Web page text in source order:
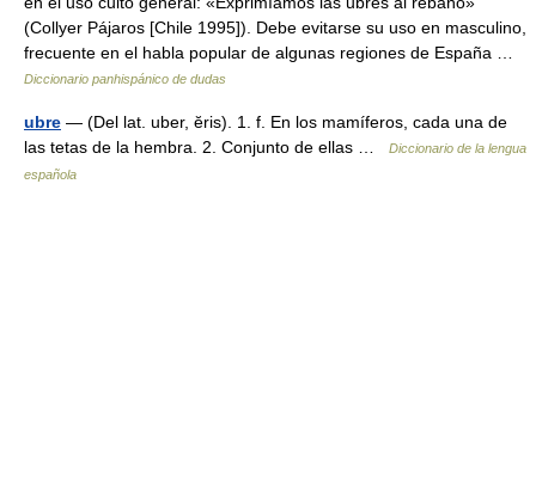
(Collyer Pájaros [Chile 1995]). Debe evitarse su uso en masculino,
frecuente en el habla popular de algunas regiones de España …
Diccionario panhispánico de dudas
ubre — (Del lat. uber, ĕris). 1. f. En los mamíferos, cada una de
las tetas de la hembra. 2. Conjunto de ellas …
Diccionario de la lengua
española